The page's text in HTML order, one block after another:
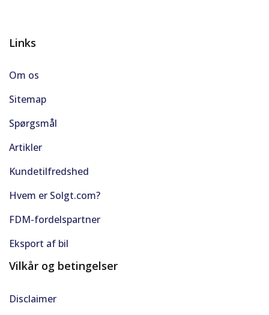
Links
Om os
Sitemap
Spørgsmål
Artikler
Kundetilfredshed
Hvem er Solgt.com?
FDM-fordelspartner
Eksport af bil
Vilkår og betingelser
Disclaimer